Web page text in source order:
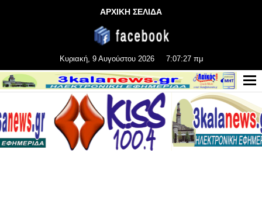
ΑΡΧΙΚΗ ΣΕΛΙΔΑ
Κυριακή, 9 Αυγούστου 2026 7:07:28 πμ